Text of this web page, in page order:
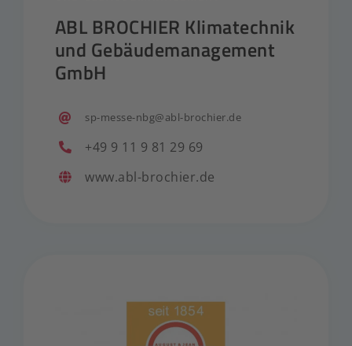
ABL BROCHIER Klimatechnik
und Gebäudemanagement
GmbH
sp-messe-nbg@abl-brochier.de
+49 9 11 9 81 29 69
www.abl-brochier.de